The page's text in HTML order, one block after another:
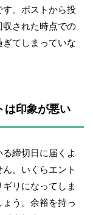
。ポストから投
された時点での
てしまっていな
は印象が悪い
締切日に届くよ
。いくらエント
リになってしま
う。余裕を持っ